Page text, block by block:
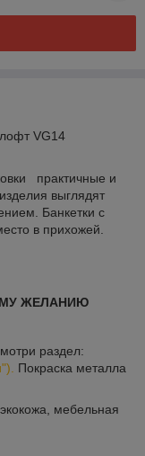
VG14
практичные и
выглядят
Банкетки с
в прихожей.
ЖЕЛАНИЮ
раздел:
Покраска металла
мебельная